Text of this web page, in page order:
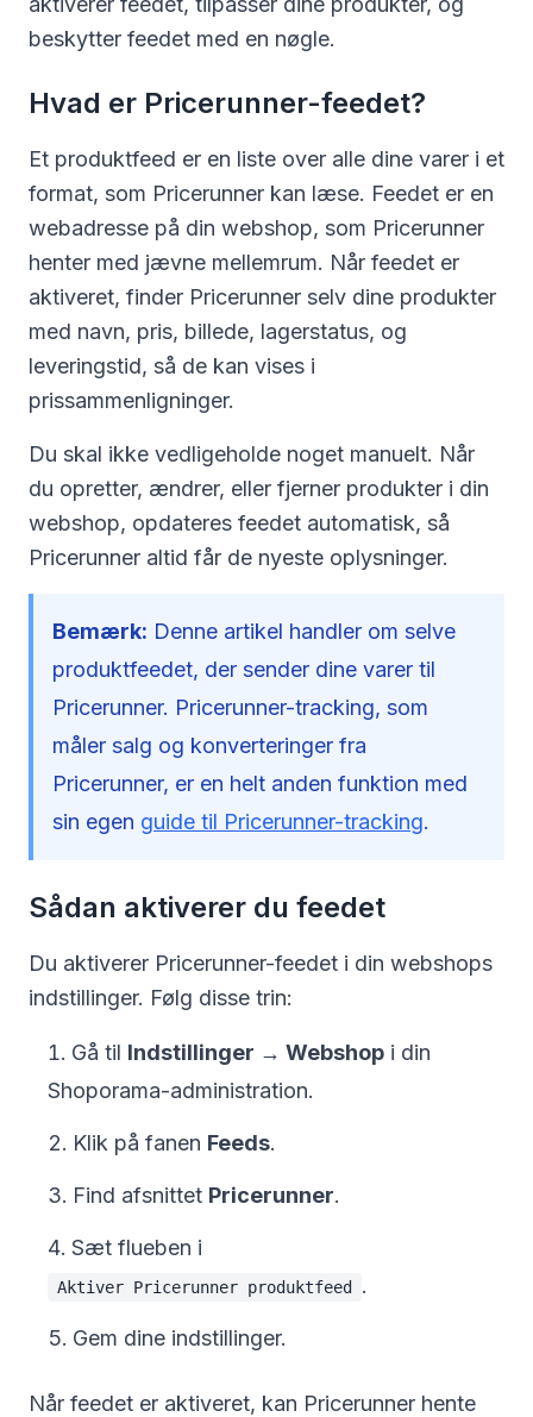
beskytter feedet med en nøgle.
Hvad er Pricerunner-feedet?
Et produktfeed er en liste over alle dine varer i et
format, som Pricerunner kan læse. Feedet er en
webadresse på din webshop, som Pricerunner
henter med jævne mellemrum. Når feedet er
aktiveret, finder Pricerunner selv dine produkter
med navn, pris, billede, lagerstatus, og
leveringstid, så de kan vises i
prissammenligninger.
Du skal ikke vedligeholde noget manuelt. Når
du opretter, ændrer, eller fjerner produkter i din
webshop, opdateres feedet automatisk, så
Pricerunner altid får de nyeste oplysninger.
Bemærk: Denne artikel handler om selve
produktfeedet, der sender dine varer til
Pricerunner. Pricerunner-tracking, som
måler salg og konverteringer fra
Pricerunner, er en helt anden funktion med
sin egen guide til Pricerunner-tracking.
Sådan aktiverer du feedet
Du aktiverer Pricerunner-feedet i din webshops
indstillinger. Følg disse trin:
Gå til Indstillinger → Webshop i din
Shoporama-administration.
Klik på fanen Feeds.
Find afsnittet Pricerunner.
Sæt flueben i
Aktiver Pricerunner produktfeed .
Gem dine indstillinger.
Når feedet er aktiveret, kan Pricerunner hente